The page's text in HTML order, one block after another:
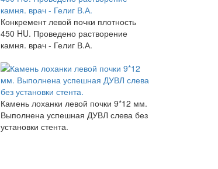
Конкремент левой почки плотность
450 HU. Проведено растворение
камня. врач - Гелиг В.А.
Камень лоханки левой почки 9*12 мм.
Выполнена успешная ДУВЛ слева без
установки стента.